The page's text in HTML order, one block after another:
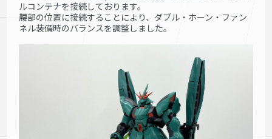
ルコンテナを接続しております。
腰部の位置に接続することにより、ダブル・ホーン・ファン
ネル装備時のバランスを調整しました。